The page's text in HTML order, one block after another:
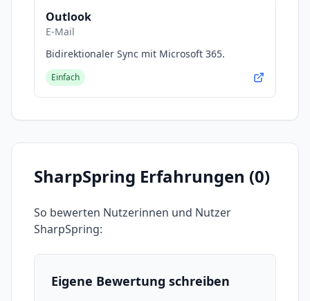
Outlook
E-Mail
Bidirektionaler Sync mit Microsoft 365.
Einfach
SharpSpring Erfahrungen (0)
So bewerten Nutzerinnen und Nutzer
SharpSpring:
Eigene Bewertung schreiben